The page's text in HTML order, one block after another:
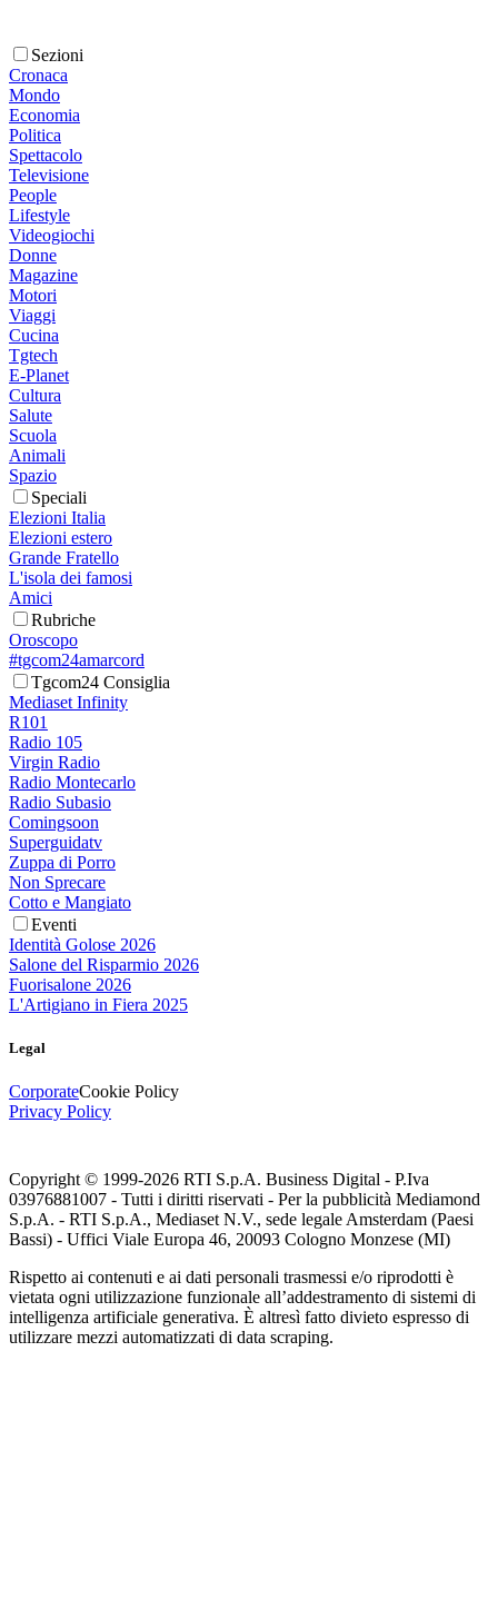
Sezioni
Cronaca
Mondo
Economia
Politica
Spettacolo
Televisione
People
Lifestyle
Videogiochi
Donne
Magazine
Motori
Viaggi
Cucina
Tgtech
E-Planet
Cultura
Salute
Scuola
Animali
Spazio
Speciali
Elezioni Italia
Elezioni estero
Grande Fratello
L'isola dei famosi
Amici
Rubriche
Oroscopo
#tgcom24amarcord
Tgcom24 Consiglia
Mediaset Infinity
R101
Radio 105
Virgin Radio
Radio Montecarlo
Radio Subasio
Comingsoon
Superguidatv
Zuppa di Porro
Non Sprecare
Cotto e Mangiato
Eventi
Identità Golose 2026
Salone del Risparmio 2026
Fuorisalone 2026
L'Artigiano in Fiera 2025
Legal
CorporateCookie Policy
Privacy Policy
Copyright © 1999-2026 RTI S.p.A. Business Digital - P.Iva
03976881007 - Tutti i diritti riservati - Per la pubblicità Mediamond
S.p.A. - RTI S.p.A., Mediaset N.V., sede legale Amsterdam (Paesi
Bassi) - Uffici Viale Europa 46, 20093 Cologno Monzese (MI)
Rispetto ai contenuti e ai dati personali trasmessi e/o riprodotti è
vietata ogni utilizzazione funzionale all’addestramento di sistemi di
intelligenza artificiale generativa. È altresì fatto divieto espresso di
utilizzare mezzi automatizzati di data scraping.